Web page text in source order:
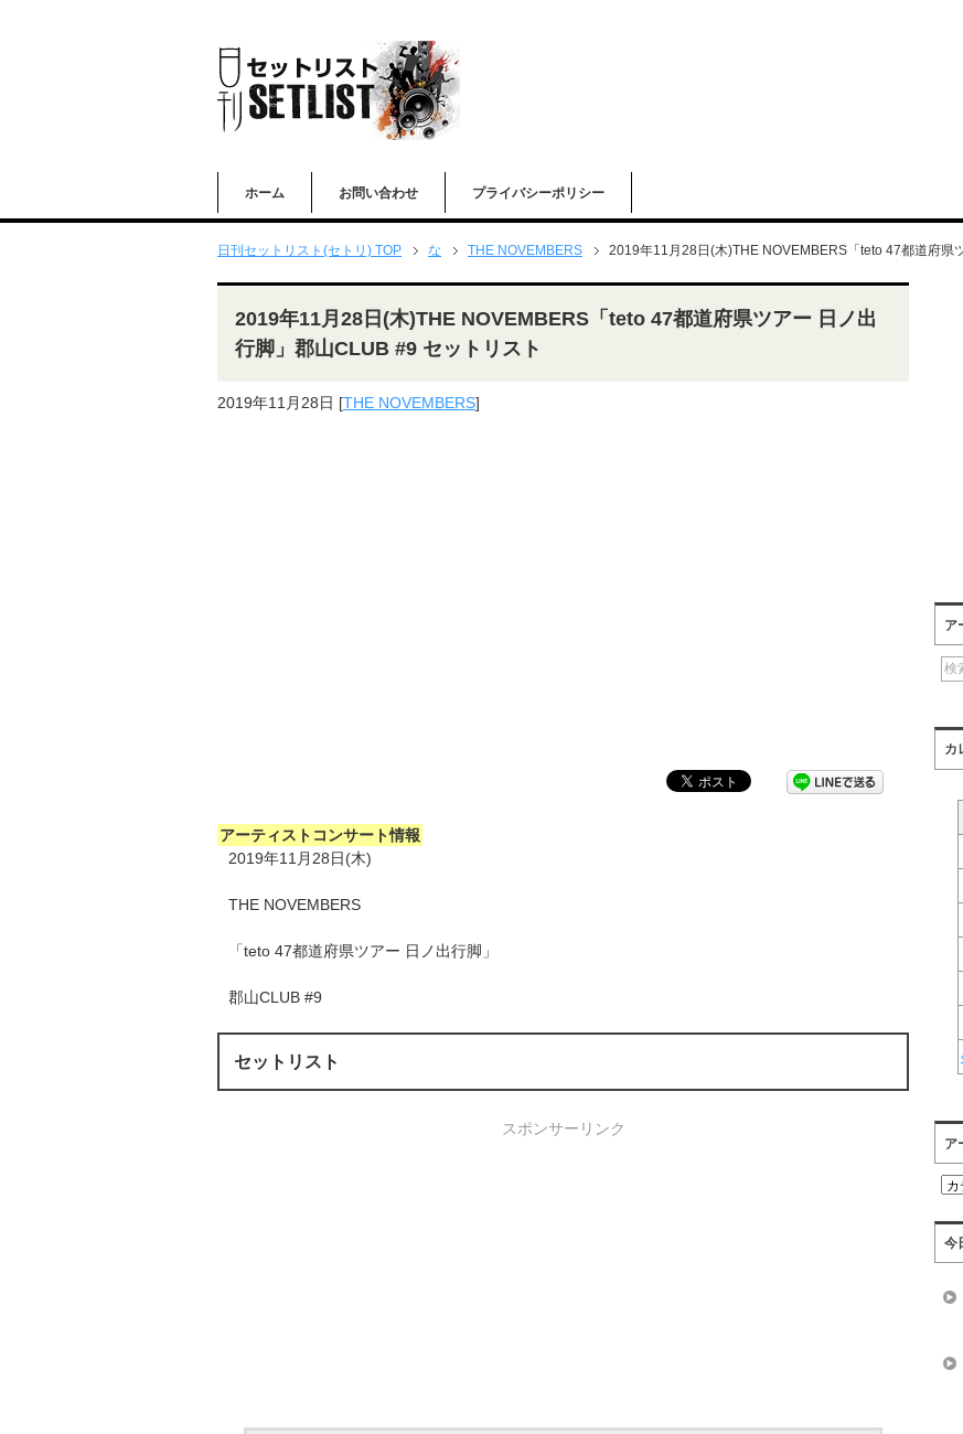
ホーム お問い合わせ プライバシーポリシー
日刊セットリスト(セトリ) TOP な THE NOVEMBERS 2019年11月28日(木)THE NOVEMBERS「teto 47都道府県
2019年11月28日(木)THE NOVEMBERS「teto 47都道府県ツアー 日ノ出
行脚」郡山CLUB #9 セットリスト
2019年11月28日 [THE NOVEMBERS]
アーティストコンサート情報
2019年11月28日(木)
THE NOVEMBERS
「teto 47都道府県ツアー 日ノ出行脚」
郡山CLUB #9
セットリスト
スポンサーリンク
ア
カ
ア
ア
テ
ィ
ス
一
今